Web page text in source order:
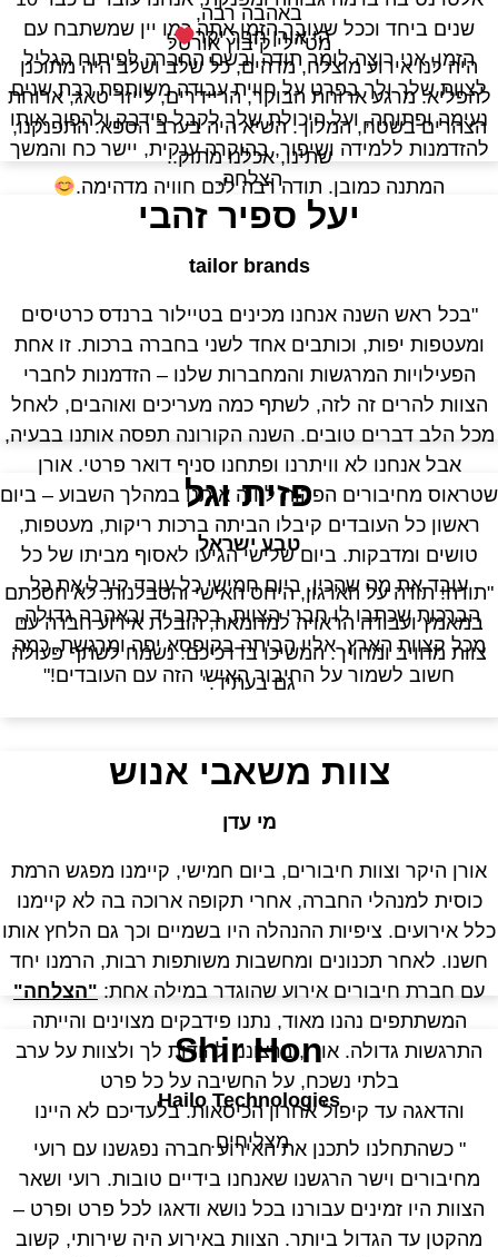
באהבה רבה,
מטיילי קיבוץ אורטל
שנים ביחד וככל שעובר הזמן אתה כמו יין שמשתבח עם
הזמן, אני רוצה לומר תודה ובשם החברה לפיתוח הגליל
לצוות שלך ולך בפרט על חווית עבודה משותפת רבת שנים
נעימה ופתוחה, ועל היכולת שלך לקבל פידבק ולהפוך אותו
להזדמנות ללמידה ושיפור, בהוקרה ענקית, יישר כח והמשך
הצלחה.
הי אורן חבר יקר
.
היה לנו אירוע מוצלח, מדהים, כל שלב ושלב היה מתוכנן
להפליא. מרגע ארוחת הבוקר, הריידרים, לייזר טאג, ארוחת
הצהרים בשטח, המלון . השיא היה בערב הספא. התפנקנו,
שתינו, אכלנו מתוק..
המתנה כמובן. תודה רבה לכם חוויה מדהימה.
יעל ספיר זהבי
tailor brands
"בכל ראש השנה אנחנו מכינים בטיילור ברנדס כרטיסים
ומעטפות יפות, וכותבים אחד לשני בחברה ברכות. זו אחת
הפעילויות המרגשות והמחברות שלנו – הזדמנות לחברי
הצוות להרים זה לזה, לשתף כמה מעריכים ואוהבים, לאחל
הלב דברים טובים. השנה הקורונה תפסה אותנו בבעיה,
אבל אנחנו לא וויתרנו ופתחנו סניף דואר פרטי. אורן
מחיבורים הפקות ליווה אותנו במהלך השבוע – ביום
ראשון כל העובדים קיבלו הביתה ברכות ריקות, מעטפות,
טושים ומדבקות. ביום שלישי הגיעו לאסוף מביתו של כל
עובד את מה שהכין. ביום חמישי כל עובד קיבל את כל
הברכות שכתבו לו חברי הצוות, בכתב יד ובאהבה גדולה,
מכל קצוות הארץ, אליו הביתה בקופסא יפה ומרגשת. כמה
חשוב לשמור על החיבור האישי הזה עם העובדים!"
פזית וגל
טבע ישראל
"תודה! תודה על הארגון, היחס האישי והסבלנות. לא חסכתם
במאמץ ועבודה הראויה למחמאה, הובלת אירוע חברה עם
צוות מחויב ומחויך. המשיכו בדרכיכם. נשמח לשתף פעולה
גם בעתיד."
צוות משאבי אנוש
מי עדן
אורן היקר וצוות חיבורים, ביום חמישי, קיימנו מפגש הרמת
כוסית למנהלי החברה, אחרי תקופה ארוכה בה לא קיימנו
אירועים. ציפיות ההנהלה היו בשמיים וכך גם הלחץ אותו
חשנו. לאחר תכנונים ומחשבות משותפות רבות, הרמנו יחד
עם חברת חיבורים אירוע שהוגדר במילה אחת:"הצלחה"
המשתתפים נהנו מאוד, נתנו פידבקים מצוינים והייתה
התרגשות גדולה. אורן, ברצוננו להודות לך ולצוות על ערב
בלתי נשכח, על החשיבה על כל פרט
והדאגה עד קיפול אחרון הכיסאות. בלעדיכם לא היינו
מצליחים.
Shir Hon
Hailo Technologies
" כשהתחלנו לתכנן את האירוע חברה נפגשנו עם רועי
מחיבורים וישר הרגשנו שאנחנו בידיים טובות. רועי ושאר
הצוות היו זמינים עבורנו בכל נושא ודאגו לכל פרט ופרט –
מהקטן עד הגדול ביותר. הצוות באירוע היה שירותי, קשוב